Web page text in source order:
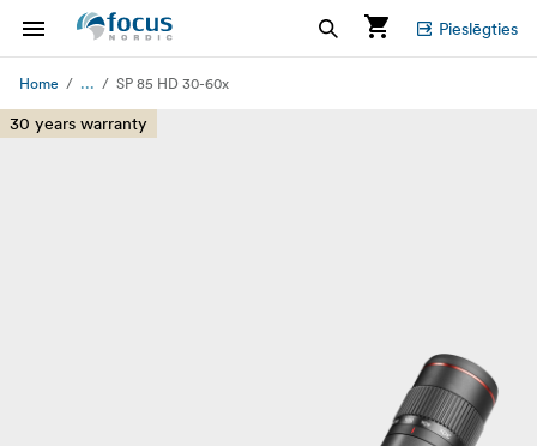
Pieslēgties
Home ... SP 85 HD 30-60x
30 years warranty